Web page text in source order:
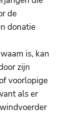
de
donatie
is, kan
zijn
voorlopige
als er